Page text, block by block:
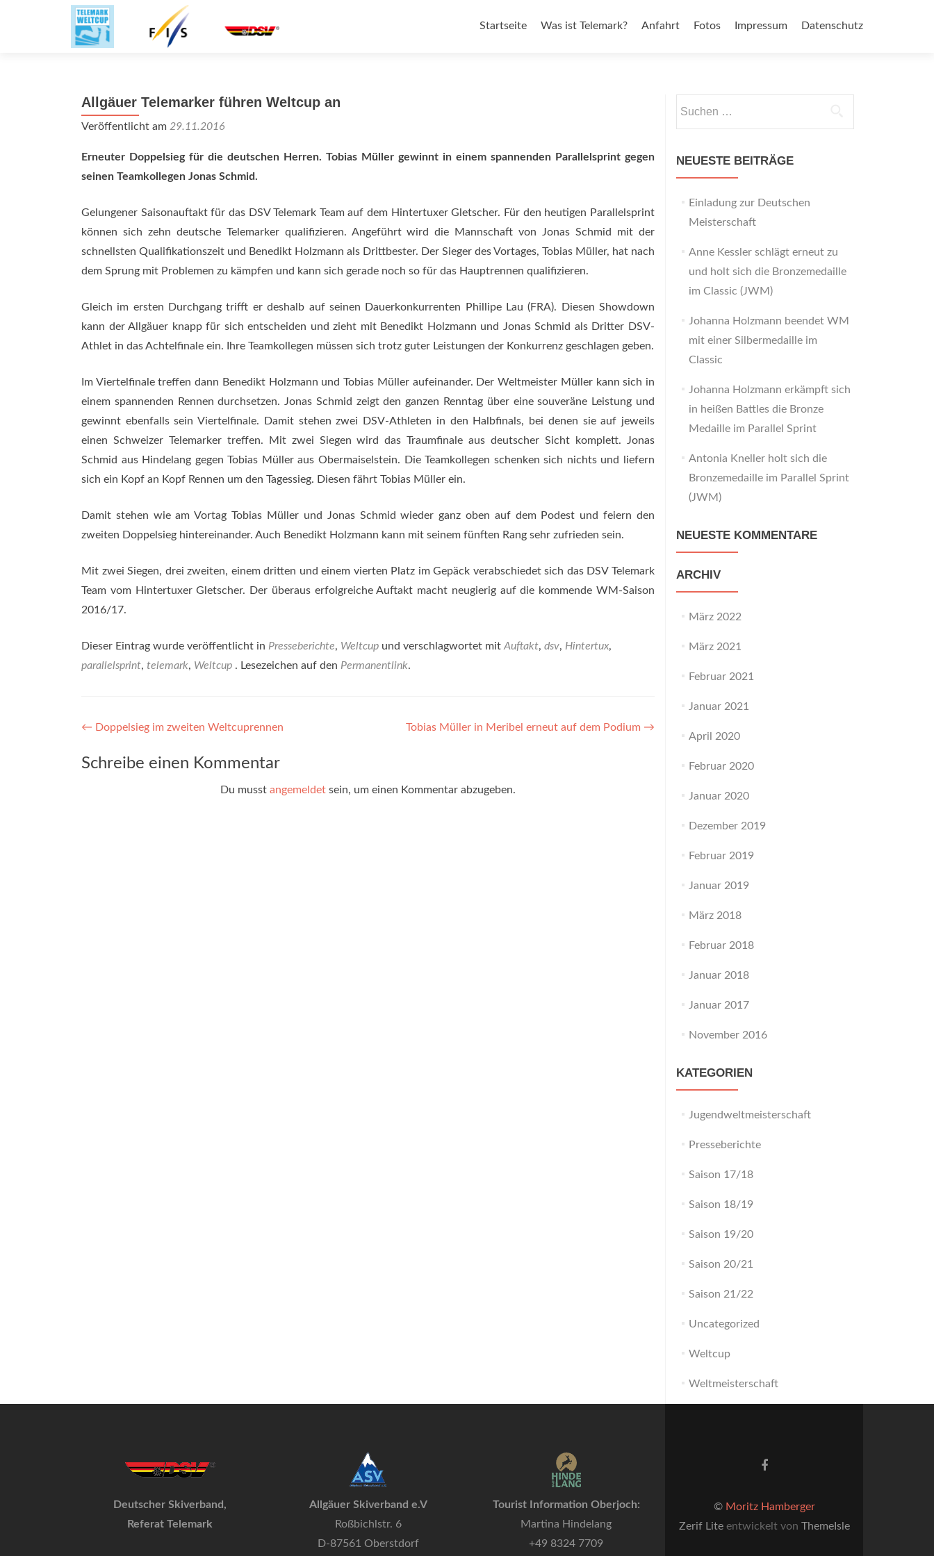
Inhalt
Startseite Was ist Telemark? Anfahrt Fotos Impressum Datenschutz
Allgäuer Telemarker führen Weltcup an
Veröffentlicht am 29.11.2016
Erneuter Doppelsieg für die deutschen Herren. Tobias Müller gewinnt in einem spannenden Parallelsprint gegen
seinen Teamkollegen Jonas Schmid.
Gelungener Saisonauftakt für das DSV Telemark Team auf dem Hintertuxer Gletscher. Für den heutigen Parallelsprint
können sich zehn deutsche Telemarker qualifizieren. Angeführt wird die Mannschaft von Jonas Schmid mit der
schnellsten Qualifikationszeit und Benedikt Holzmann als Drittbester. Der Sieger des Vortages, Tobias Müller, hat nach
dem Sprung mit Problemen zu kämpfen und kann sich gerade noch so für das Hauptrennen qualifizieren.
Gleich im ersten Durchgang trifft er deshalb auf seinen Dauerkonkurrenten Phillipe Lau (FRA). Diesen Showdown
kann der Allgäuer knapp für sich entscheiden und zieht mit Benedikt Holzmann und Jonas Schmid als Dritter DSV-
Athlet in das Achtelfinale ein. Ihre Teamkollegen müssen sich trotz guter Leistungen der Konkurrenz geschlagen geben.
Im Viertelfinale treffen dann Benedikt Holzmann und Tobias Müller aufeinander. Der Weltmeister Müller kann sich in
einem spannenden Rennen durchsetzen. Jonas Schmid zeigt den ganzen Renntag über eine souveräne Leistung und
gewinnt ebenfalls sein Viertelfinale. Damit stehen zwei DSV-Athleten in den Halbfinals, bei denen sie auf jeweils
einen Schweizer Telemarker treffen. Mit zwei Siegen wird das Traumfinale aus deutscher Sicht komplett. Jonas
Schmid aus Hindelang gegen Tobias Müller aus Obermaiselstein. Die Teamkollegen schenken sich nichts und liefern
sich ein Kopf an Kopf Rennen um den Tagessieg. Diesen fährt Tobias Müller ein.
Damit stehen wie am Vortag Tobias Müller und Jonas Schmid wieder ganz oben auf dem Podest und feiern den
zweiten Doppelsieg hintereinander. Auch Benedikt Holzmann kann mit seinem fünften Rang sehr zufrieden sein.
Mit zwei Siegen, drei zweiten, einem dritten und einem vierten Platz im Gepäck verabschiedet sich das DSV Telemark
Team vom Hintertuxer Gletscher. Der überaus erfolgreiche Auftakt macht neugierig auf die kommende WM-Saison
2016/17.
Dieser Eintrag wurde veröffentlicht in Presseberichte, Weltcup und verschlagwortet mit Auftakt, dsv, Hintertux,
parallelsprint, telemark, Weltcup . Lesezeichen auf den Permanentlink.
Beitragsnavigation
← Doppelsieg im zweiten Weltcuprennen Tobias Müller in Meribel erneut auf dem Podium →
Schreibe einen Kommentar
Du musst angemeldet sein, um einen Kommentar abzugeben.
NEUESTE BEITRÄGE
Einladung zur Deutschen
Meisterschaft
Anne Kessler schlägt erneut zu
und holt sich die Bronzemedaille
im Classic (JWM)
Johanna Holzmann beendet WM
mit einer Silbermedaille im
Classic
Johanna Holzmann erkämpft sich
in heißen Battles die Bronze
Medaille im Parallel Sprint
Antonia Kneller holt sich die
Bronzemedaille im Parallel Sprint
(JWM)
NEUESTE KOMMENTARE
ARCHIV
März 2022
März 2021
Februar 2021
Januar 2021
April 2020
Februar 2020
Januar 2020
Dezember 2019
Februar 2019
Januar 2019
März 2018
Februar 2018
Januar 2018
Januar 2017
November 2016
KATEGORIEN
Jugendweltmeisterschaft
Presseberichte
Saison 17/18
Saison 18/19
Saison 19/20
Saison 20/21
Saison 21/22
Uncategorized
Weltcup
Weltmeisterschaft
Deutscher Skiverband,
Referat Telemark
Allgäuer Skiverband e.V
Roßbichlstr. 6
D-87561 Oberstdorf
Tourist Information Oberjoch:
Martina Hindelang
+49 8324 7709
Facebook-
© Moritz Hamberger
Zerif Lite entwickelt von ThemeIsle